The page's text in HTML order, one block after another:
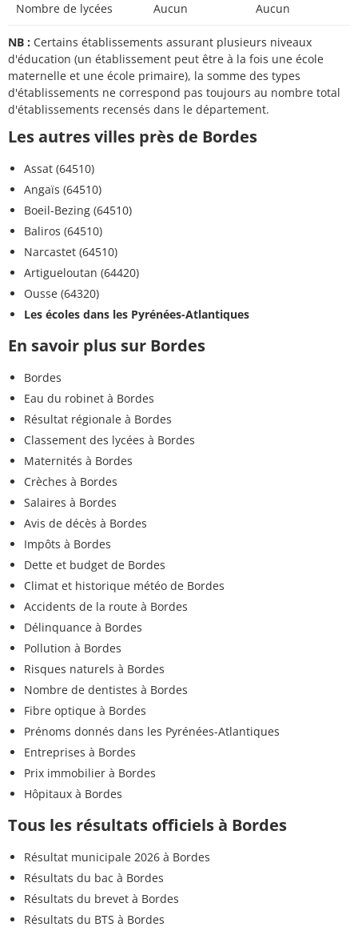
Nombre de lycées Aucun Aucun
NB : Certains établissements assurant plusieurs niveaux
d'éducation (un établissement peut être à la fois une école
maternelle et une école primaire), la somme des types
d'établissements ne correspond pas toujours au nombre total
d'établissements recensés dans le département.
Les autres villes près de Bordes
Assat (64510)
Angaïs (64510)
Boeil-Bezing (64510)
Baliros (64510)
Narcastet (64510)
Artigueloutan (64420)
Ousse (64320)
Les écoles dans les Pyrénées-Atlantiques
En savoir plus sur Bordes
Bordes
Eau du robinet à Bordes
Résultat régionale à Bordes
Classement des lycées à Bordes
Maternités à Bordes
Crèches à Bordes
Salaires à Bordes
Avis de décès à Bordes
Impôts à Bordes
Dette et budget de Bordes
Climat et historique météo de Bordes
Accidents de la route à Bordes
Délinquance à Bordes
Pollution à Bordes
Risques naturels à Bordes
Nombre de dentistes à Bordes
Fibre optique à Bordes
Prénoms donnés dans les Pyrénées-Atlantiques
Entreprises à Bordes
Prix immobilier à Bordes
Hôpitaux à Bordes
Tous les résultats officiels à Bordes
Résultat municipale 2026 à Bordes
Résultats du bac à Bordes
Résultats du brevet à Bordes
Résultats du BTS à Bordes